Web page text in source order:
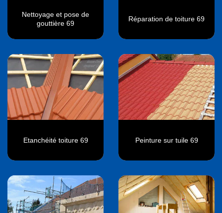
Nettoyage et pose de
gouttière 69
Réparation de toiture 69
Etanchéité toiture 69 Peinture sur tuile 69